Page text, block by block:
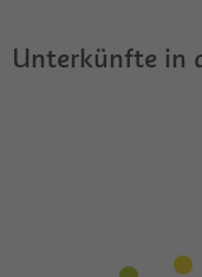
Unterkünfte in